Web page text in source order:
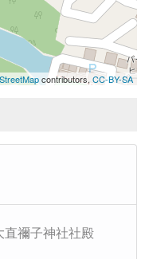
contributors, CC-BY-SA
禰子神社社殿